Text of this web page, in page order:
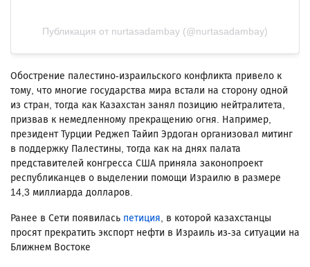
Публикация от nurtasadambay (@nurtasadambay)
Обострение палестино-израильского конфликта привело к
тому, что многие государства мира встали на сторону одной
из стран, тогда как Казахстан занял позицию нейтралитета,
призвав к немедленному прекращению огня. Например,
президент Турции Реджеп Тайип Эрдоган организовал митинг
в поддержку Палестины, тогда как на днях палата
представителей конгресса США приняла законопроект
республиканцев о выделении помощи Израилю в размере
14,3 миллиарда долларов.
Ранее в Сети появилась петиция, в которой казахстанцы
просят прекратить экспорт нефти в Израиль из-за ситуации на
Ближнем Востоке